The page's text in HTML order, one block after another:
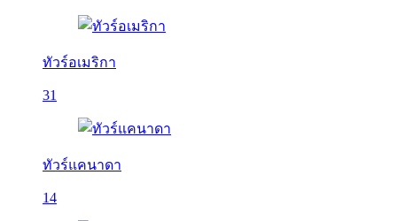
ทัวร์อเมริกา
31
ทัวร์แคนาดา
14